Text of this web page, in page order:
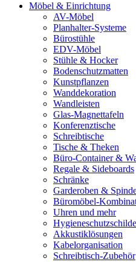
Möbel & Einrichtung
AV-Möbel
Planhalter-Systeme
Bürostühle
EDV-Möbel
Stühle & Hocker
Bodenschutzmatten
Kunstpflanzen
Wanddekoration
Wandleisten
Glas-Magnettafeln
Konferenztische
Schreibtische
Tische & Theken
Büro-Container &
Regale & Sideboards
Schränke
Garderoben &
Büromöbel-
Uhren und mehr
Hygieneschutzschilde
Akkustiklösungen
Kabelorganisation
Schreibtisch-Zubehör